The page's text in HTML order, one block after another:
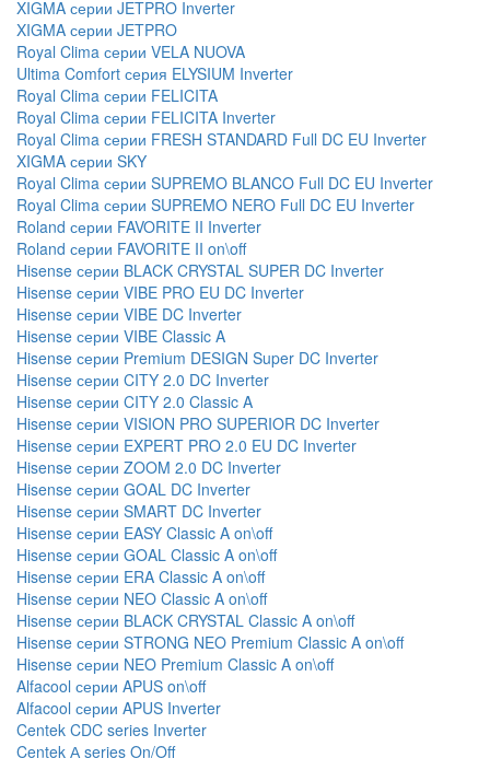
XIGMA серии JETPRO Inverter
XIGMA серии JETPRO
Royal Clima серии VELA NUOVA
Ultima Comfort серия ELYSIUM Inverter
Royal Clima серии FELICITA
Royal Clima серии FELICITA Inverter
Royal Clima серии FRESH STANDARD Full DC EU Inverter
XIGMA серии SKY
Royal Clima серии SUPREMO BLANCO Full DC EU Inverter
Royal Clima серии SUPREMO NERO Full DC EU Inverter
Roland серии FAVORITE II Inverter
Roland серии FAVORITE II on\off
Hisense серии BLACK CRYSTAL SUPER DC Inverter
Hisense серии VIBE PRO EU DC Inverter
Hisense серии VIBE DC Inverter
Hisense серии VIBE Classic A
Hisense серии Premium DESIGN Super DC Inverter
Hisense серии CITY 2.0 DC Inverter
Hisense серии CITY 2.0 Classic A
Hisense серии VISION PRO SUPERIOR DC Inverter
Hisense серии EXPERT PRO 2.0 EU DC Inverter
Hisense серии ZOOM 2.0 DC Inverter
Hisense серии GOAL DC Inverter
Hisense серии SMART DC Inverter
Hisense серии EASY Classic A on\off
Hisense серии GOAL Classic A on\off
Hisense серии ERA Classic A on\off
Hisense серии NEO Classic A on\off
Hisense серии BLACK CRYSTAL Classic A on\off
Hisense серии STRONG NEO Premium Classic A on\off
Hisense серии NEO Premium Classic A on\off
Alfacool серии APUS on\off
Alfacool серии APUS Inverter
Centek CDC series Inverter
Centek А series On/Off